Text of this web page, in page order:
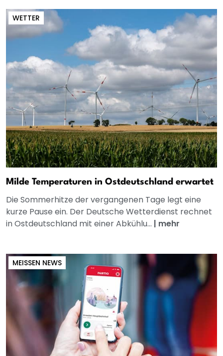
WETTER
Milde Temperaturen in Ostdeutschland erwartet
Die Sommerhitze der vergangenen Tage legt eine
kurze Pause ein. Der Deutsche Wetterdienst rechnet
in Ostdeutschland mit einer Abkühlu... | mehr
MEISSEN NEWS